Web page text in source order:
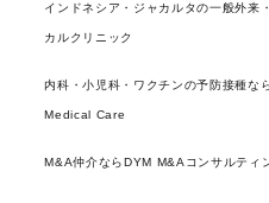
インドネシア・ジャカルタの一般外来
カルクリニック
内科・小児科・ワクチンの予防接種
Medical Care
M&A仲介ならDYM M&Aコンサルティ